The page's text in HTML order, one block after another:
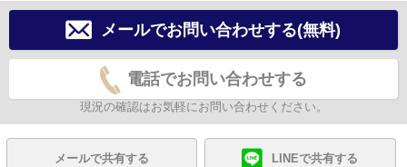
メールでお問い合わせする(無料)
電話でお問い合わせする
現況の確認はお気軽にお問い合わせください。
メールで共有する LINEで共有する